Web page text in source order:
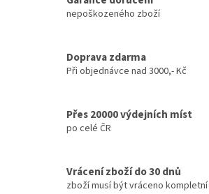
r
v
i
s
nepoškozeného zboží
Doprava zdarma
Při objednávce nad 3000,- Kč
Přes 20000 výdejních míst
po celé ČR
Vrácení zboží do 30 dnů
zboží musí být vráceno